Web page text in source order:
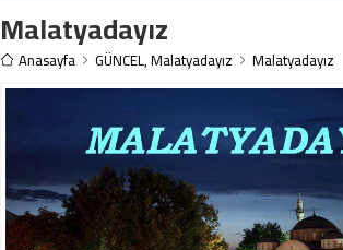
Malatyadayız
Anasayfa GÜNCEL,Malatyadayız Malatyadayız